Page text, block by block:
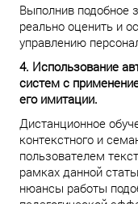
Выполнив подобное
реально оценить и
управлению
4. Использование
систем с
его имитации.
Дистанционное
контекстного и
пользователем
рамках данной
нюансы работы